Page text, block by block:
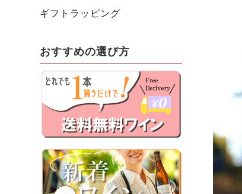
ギフトラッピング
おすすめの選び方